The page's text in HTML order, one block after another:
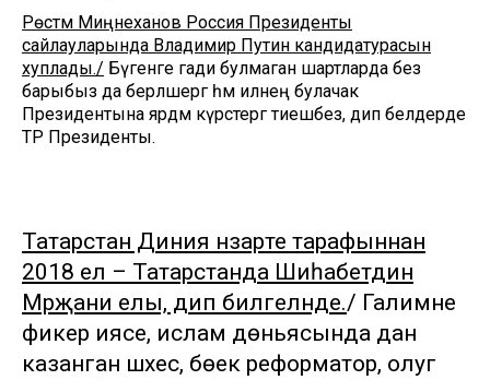
Рөстәм Миңнеханов Россия Президенты
сайлауларында Владимир Путин кандидатурасын
хуплады./ Бүгенге гади булмаган шартларда без
барыбыз да берләшергә һәм илнең булачак
Президентына ярдәм күрсәтергә тиешбез, дип белдерде
ТР Президенты.
Татарстан Диния нәзарәте тарафыннан
2018 ел – Татарстанда Шиһабетдин
Мәрҗани елы, дип билгеләнде./ Галимне
фикер иясе, ислам дөньясында дан
казанган шәхес, бөек реформатор, олуг